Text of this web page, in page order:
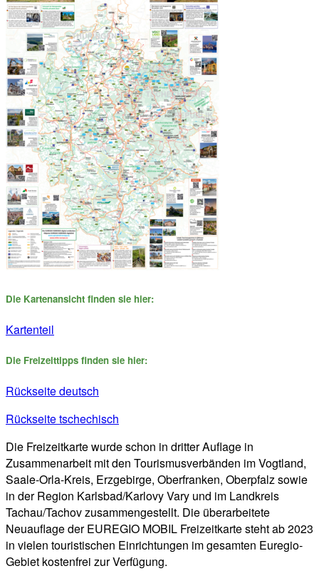
Die Kartenansicht finden sie hier:
Kartenteil
Die Freizeittipps finden sie hier:
Rückseite deutsch
Rückseite tschechisch
Die Freizeitkarte wurde schon in dritter Auflage in
Zusammenarbeit mit den Tourismusverbänden im Vogtland,
Saale-Orla-Kreis, Erzgebirge, Oberfranken, Oberpfalz sowie
in der Region Karlsbad/Karlovy Vary und im Landkreis
Tachau/Tachov zusammengestellt. Die überarbeitete
Neuauflage der EUREGIO MOBIL Freizeitkarte steht ab 2023
in vielen touristischen Einrichtungen im gesamten Euregio-
Gebiet kostenfrei zur Verfügung.